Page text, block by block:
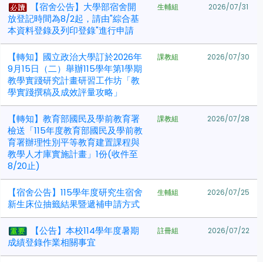
【宿舍公告】大學部宿舍開
放登記時間為8/2起，請由"綜合基
本資料登錄及列印登錄"進行申請
生輔組 2026/07/31
【轉知】國立政治大學訂於2026年
9月15日（二）舉辦115學年第1學期
教學實踐研究計畫研習工作坊「教
學實踐撰稿及成效評量攻略」
課教組 2026/07/30
【轉知】教育部國民及學前教育署
檢送「115年度教育部國民及學前教
育署辦理性別平等教育建置課程與
教學人才庫實施計畫」1份(收件至
8/20止)
課教組 2026/07/28
【宿舍公告】115學年度研究生宿舍
新生床位抽籤結果暨遞補申請方式
生輔組 2026/07/25
【公告】本校114學年度暑期
成績登錄作業相關事宜
註冊組 2026/07/22